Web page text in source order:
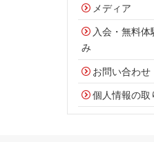
メディア
入会・無料
み
お問い合わせ
個人情報の取